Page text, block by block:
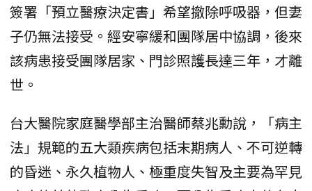
簽署「預立醫療決定書」希望撤除呼吸器，但妻
子仍無法接受。經安寧緩和團隊居中協調，後來
該病患接受團隊居家、門診照護長達三年，才離
世。
台大醫院家庭醫學部主治醫師蔡兆勳說，「病主
法」規範的五大類疾病包括末期病人、不可逆轉
的昏迷、永久植物人、極重度失智及主要為罕見